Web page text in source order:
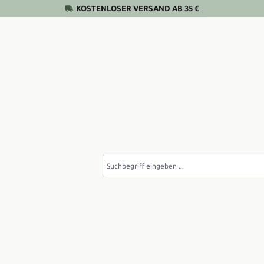
KOSTENLOSER VERSAND AB 35 €